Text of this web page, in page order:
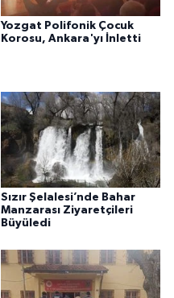
Yozgat Polifonik Çocuk
Korosu, Ankara'yı İnletti
Sızır Şelalesi’nde Bahar
Manzarası Ziyaretçileri
Büyüledi